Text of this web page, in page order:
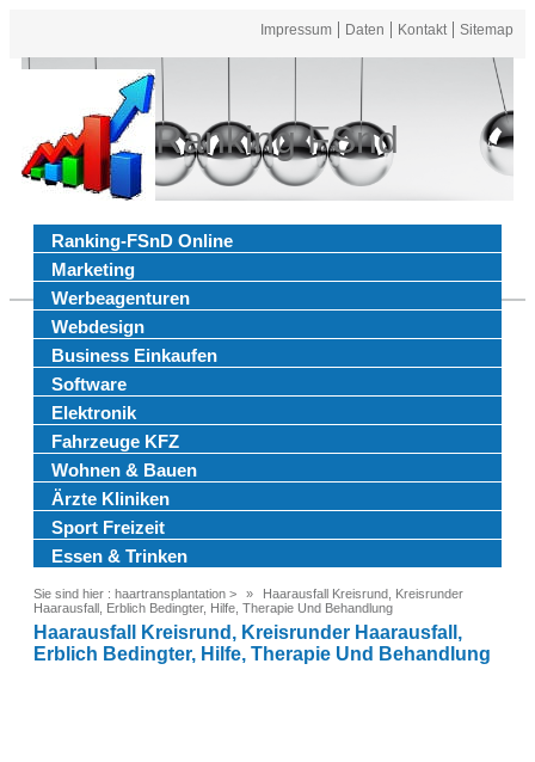
Impressum Daten Kontakt Sitemap
Ranking FSnd
Ranking-FSnD Online
Marketing
Werbeagenturen
Webdesign
Business Einkaufen
Software
Elektronik
Fahrzeuge KFZ
Wohnen & Bauen
Ärzte Kliniken
Sport Freizeit
Essen & Trinken
Sie sind hier : haartransplantation >
Haarausfall Kreisrund, Kreisrunder
Haarausfall, Erblich Bedingter, Hilfe, Therapie Und Behandlung
Haarausfall Kreisrund, Kreisrunder Haarausfall,
Erblich Bedingter, Hilfe, Therapie Und Behandlung